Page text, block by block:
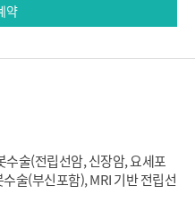
약
수술(전립선암, 신장암, 요세포
술(부신포함), MRI 기반 전립선